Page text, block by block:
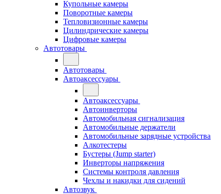
Купольные камеры
Поворотные камеры
Тепловизионные камеры
Цилиндрические камеры
Цифровые камеры
Автотовары
Автотовары
Автоаксессуары
Автоаксессуары
Автоинверторы
Автомобильная сигнализация
Автомобильные держатели
Автомобильные зарядные устройства
Алкотестеры
Бустеры (Jump starter)
Инверторы напряжения
Системы контроля давления
Чехлы и накидки для сидений
Автозвук